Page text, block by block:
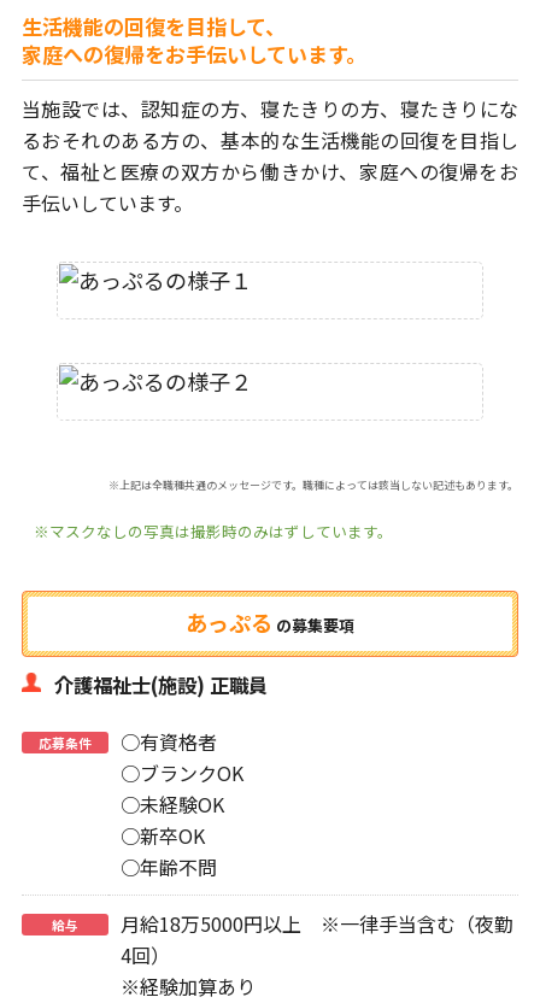
生活機能の回復を目指して、
家庭への復帰をお手伝いしています。
当施設では、認知症の方、寝たきりの方、 寝たきりにな
るおそれのある方の、 基本的な生活機能の回復を目指し
て、福祉と医療の双方から働きかけ、 家庭への復帰をお
手伝いしています。
※上記は全職種共通のメッセージです。職種によっては該当しない記述もあります。
※マスクなしの写真は撮影時のみはずしています。
あっぷる の募集要項
介護福祉士(施設) 正職員
応募条件
○有資格者
○ブランクOK
○未経験OK
○新卒OK
○年齢不問
給与
月給18万5000円以上 ※一律手当含む（夜勤
4回）
※経験加算あり